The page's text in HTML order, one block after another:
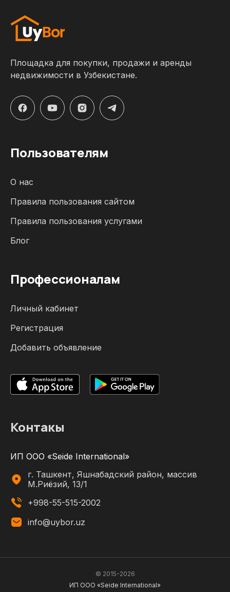
Площадка для покупки, продажи и аренды
недвижимости в Узбекистане.
Пользователям
О нас
Правила пользования сайтом
Правила пользования услугами
Блог
Профессионалам
Личный кабинет
Регистрация
Добавить объявление
Контакы
ИП ООО «Seide International»
г. Ташкент, Яшнабадский район, массив
М.Риёзий, 13/1
+998-55-515-2002
info@uybor.uz
© 2015-2026
ИП ООО «Seide International»